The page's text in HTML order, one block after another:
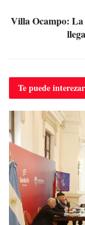
Villa Ocampo:
Te puedeinterezar